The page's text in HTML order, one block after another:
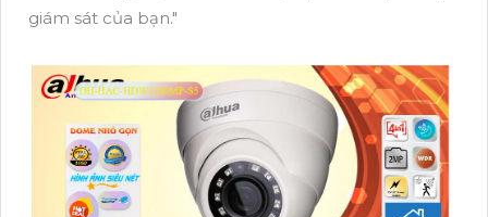
giám sát của bạn."